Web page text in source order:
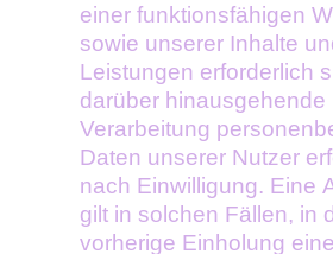
einer funktionsfähigen
sowie unserer Inhalte
Leistungen erforderlich
darüber hinausgehende
Verarbeitung
Daten unserer Nutzer
nach Einwilligung. Eine
gilt in solchen Fällen, in
vorherige Einholung